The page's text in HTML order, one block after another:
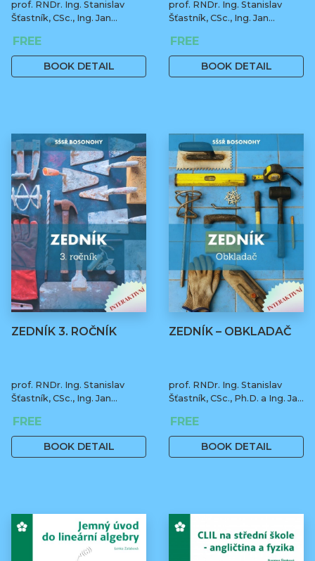
prof. RNDr. Ing. Stanislav
Šťastník, CSc., Ing. Jan
FREE
BOOK DETAIL
prof. RNDr. Ing. Stanislav
Šťastník, CSc., Ing. Jan
FREE
BOOK DETAIL
ZEDNÍK 3. ROČNÍK
prof. RNDr. Ing. Stanislav
Šťastník, CSc., Ing. Jan
FREE
BOOK DETAIL
ZEDNÍK – OBKLADAČ
prof. RNDr. Ing. Stanislav
Šťastník, CSc., Ph.D. a Ing. Jan
FREE
BOOK DETAIL